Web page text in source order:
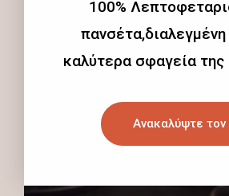
100%
καλύτερα σφαγεία
Ανακαλύψτε τον